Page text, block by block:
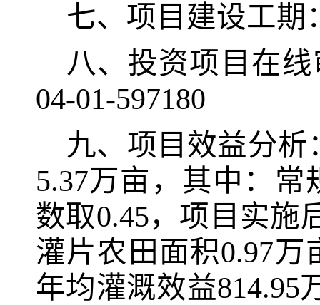
七、项目建设工期
八、 投资项目在
04-01-597180
九、项目效益分析
5.37万亩，其中：常
数取0.45，项目实施
灌片农田面积0.97万
年均灌溉效益814.95